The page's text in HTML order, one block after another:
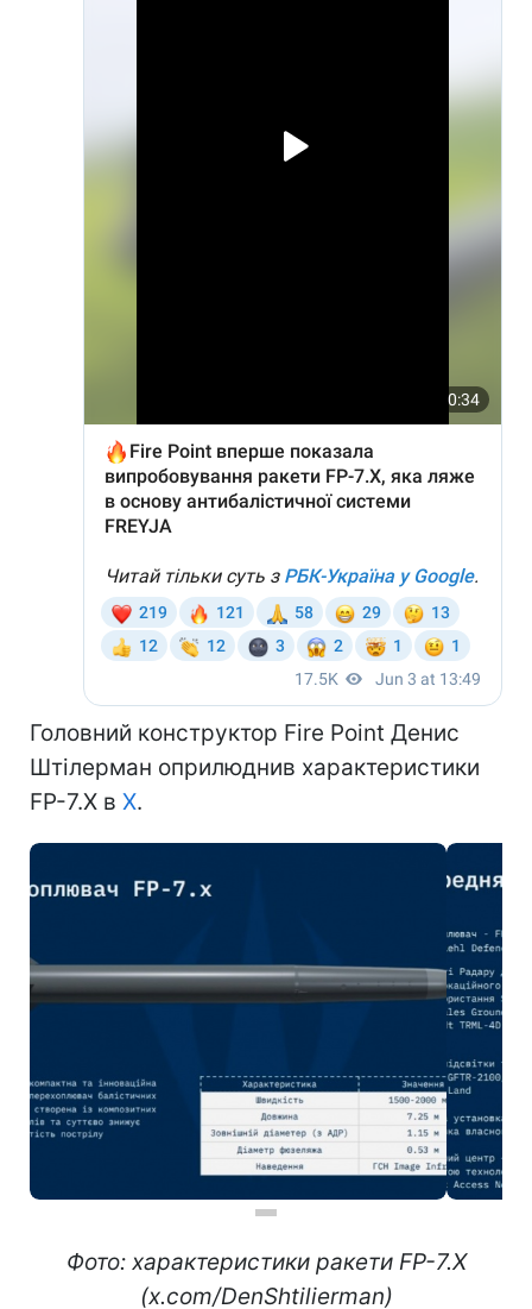
Головний конструктор Fire Point Денис
Штілерман оприлюднив характеристики
FP-7.X в X.
Фото: характеристики ракети FP-7.X
(x.com/DenShtilierman)